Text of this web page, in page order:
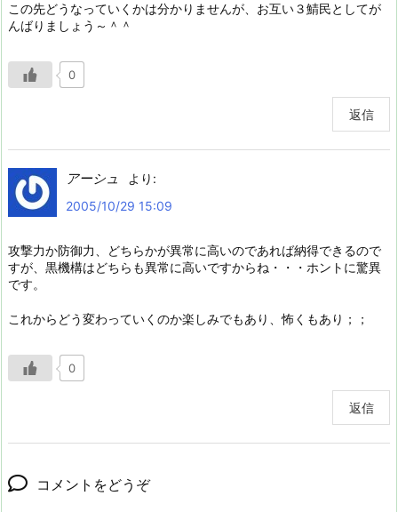
この先どうなっていくかは分かりませんが、お互い３鯖民としてが
んばりましょう～＾＾
0
返信
アーシュ
より:
2005/10/29 15:09
攻撃力か防御力、どちらかが異常に高いのであれば納得できるので
すが、黒機構はどちらも異常に高いですからね・・・ホントに驚異
です。
これからどう変わっていくのか楽しみでもあり、怖くもあり；；
0
返信
コメントをどうぞ